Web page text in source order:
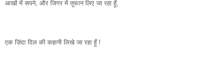
आखों में सपने, और जिगर में तूफान लिए जा रहा हूँ,
एक ज़िंदा दिल की कहानी लिखे जा रहा हूँ !